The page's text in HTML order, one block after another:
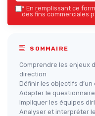
* En remplissant ce
des fins commerciales
SOMMAIRE
Comprendre les enjeux
direction
Définir les objectifs
Adapter le
Impliquer les équipes
Analyser et interpréter